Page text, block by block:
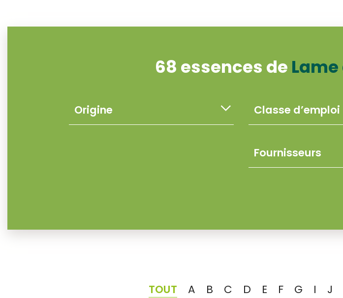
68 essences de
TOUT A B C D E F G I J